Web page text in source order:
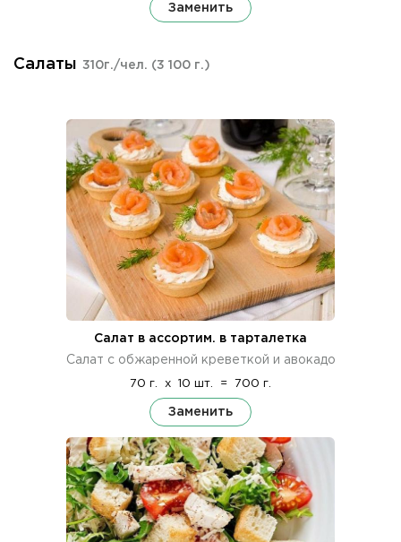
Заменить
Салаты 310г./чел. (3 100 г.)
Салат в ассортим. в тарталетка
Салат с обжаренной креветкой и авокадо
70 г. x 10 шт. = 700 г.
Заменить